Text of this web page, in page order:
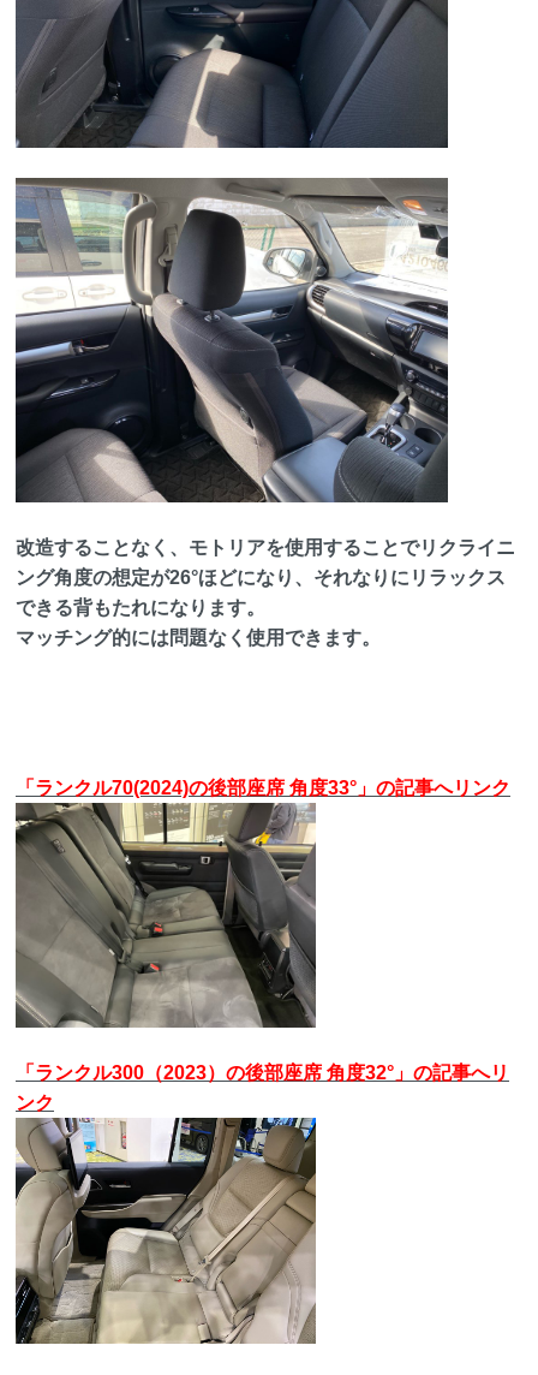
改造することなく、モトリアを使用することでリクライニ
ング角度の想定が26°ほどになり、それなりにリラックス
できる背もたれになります。
マッチング的には問題なく使用できます。
「ランクル70(2024)の後部座席 角度33°」の記事へリンク
「ランクル300（2023）の後部座席 角度32°」の記事へリ
ンク